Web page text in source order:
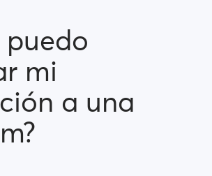
mi suscripción a una
pago puedo utilizar?
puedo
mi
a una